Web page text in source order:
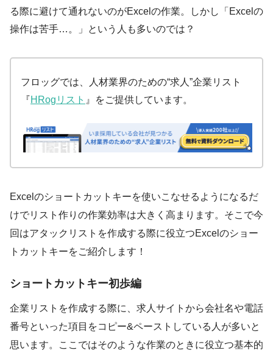
る際に避けて通れないのがExcelの作業。しかし「Excelの
操作は苦手…。」という人も多いのでは？
フロッグでは、人材業界のための“求人”企業リスト
『HRogリスト 』をご提供しています。
Excelのショートカットキーを使いこなせるようになるだ
けでリスト作りの作業効率は大きく高まります。そこで今
回はアタックリストを作成する際に役立つExcelのショー
トカットキーをご紹介します！
ショートカットキー初歩編
企業リストを作成する際に、求人サイトから会社名や電話
番号といった項目をコピー&ペーストしている人が多いと
思います。ここではそのような作業のときに役立つ基本的